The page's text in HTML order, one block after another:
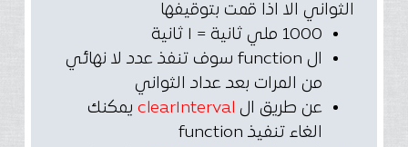
الثواني الا اذا قمت بتوقيفها
1000 ملي ثانية = ١ ثانية
ال function سوف تنفذ عدد لا نهائي
من المرات بعد عداد الثواني
عن طريق ال clearInterval يمكنك
الغاء تنفيذ function